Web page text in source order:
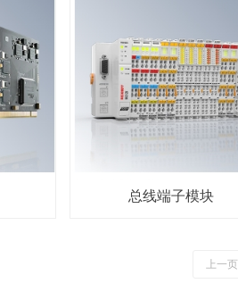
总线端子模块
上一页